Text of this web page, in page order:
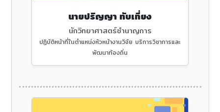
นายปริญญา ทับเที่ยง
นักวิทยาศาสตร์ชำนาญการ
ปฏิบัติหน้าที่ในตำแหน่งหัวหน้างานวิจัย บริการวิชาการและ
พัฒนาท้องถิ่น